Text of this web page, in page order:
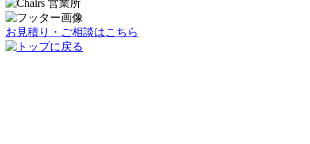
お見積り・ご相談はこちら